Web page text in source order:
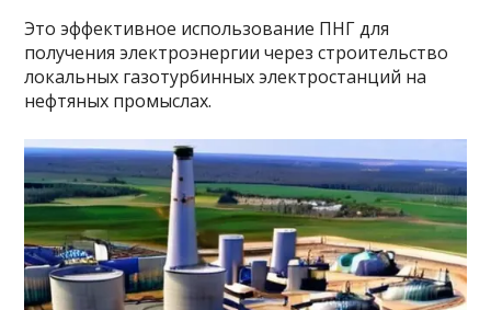
Это эффективное использование ПНГ для
получения электроэнергии через строительство
локальных газотурбинных электростанций на
нефтяных промыслах.